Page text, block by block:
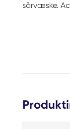
sårvæske.